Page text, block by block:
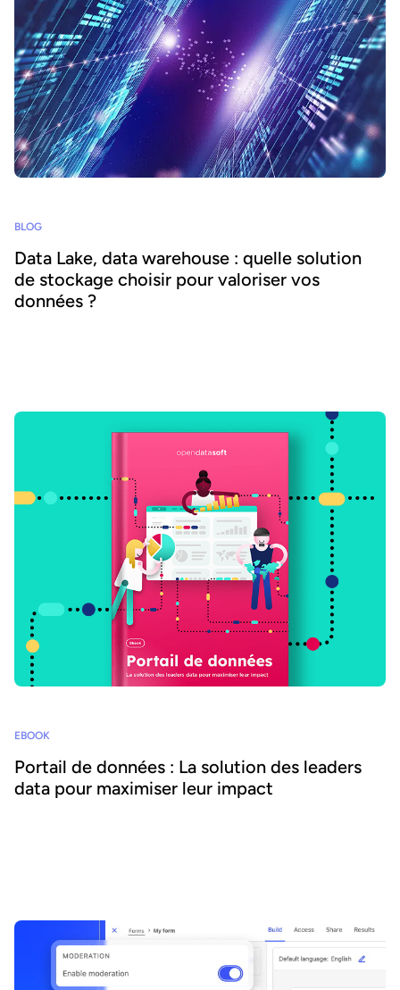
BLOG
Data Lake, data warehouse : quelle solution
de stockage choisir pour valoriser vos
données ?
EBOOK
Portail de données : La solution des leaders
data pour maximiser leur impact
fournit une introduction aux portails de données, tant au niveau
stratégique que tactique. Il réunit les meilleures pratiques pour
démocratiser vos données et en libérer la valeur.